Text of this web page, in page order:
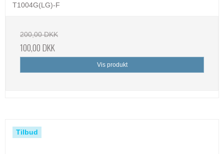
T1004G(LG)-F
200,00 DKK
100,00 DKK
Vis produkt
Tilbud